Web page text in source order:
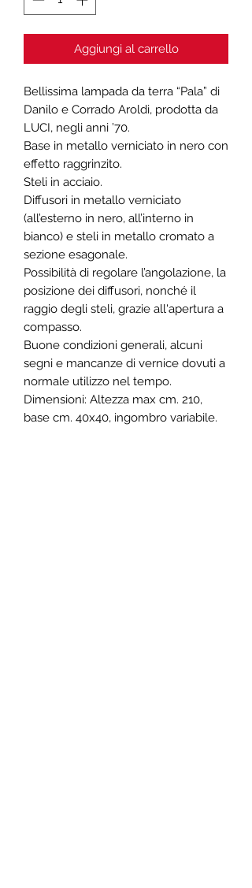
Aggiungi al carrello
Bellissima lampada da terra “Pala” di
Danilo e Corrado Aroldi, prodotta da
LUCI, negli anni ’70.
Base in metallo verniciato in nero con
effetto raggrinzito.
Steli in acciaio.
Diffusori in metallo verniciato
(all’esterno in nero, all’interno in
bianco) e steli in metallo cromato a
sezione esagonale.
Possibilità di regolare l’angolazione, la
posizione dei diffusori, nonché il
raggio degli steli, grazie all'apertura a
compasso.
Buone condizioni generali, alcuni
segni e mancanze di vernice dovuti a
normale utilizzo nel tempo.
Dimensioni: Altezza max cm. 210,
base cm. 40x40, ingombro variabile.